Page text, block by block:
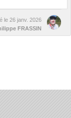
le 26 janv. 2026
FRASSIN